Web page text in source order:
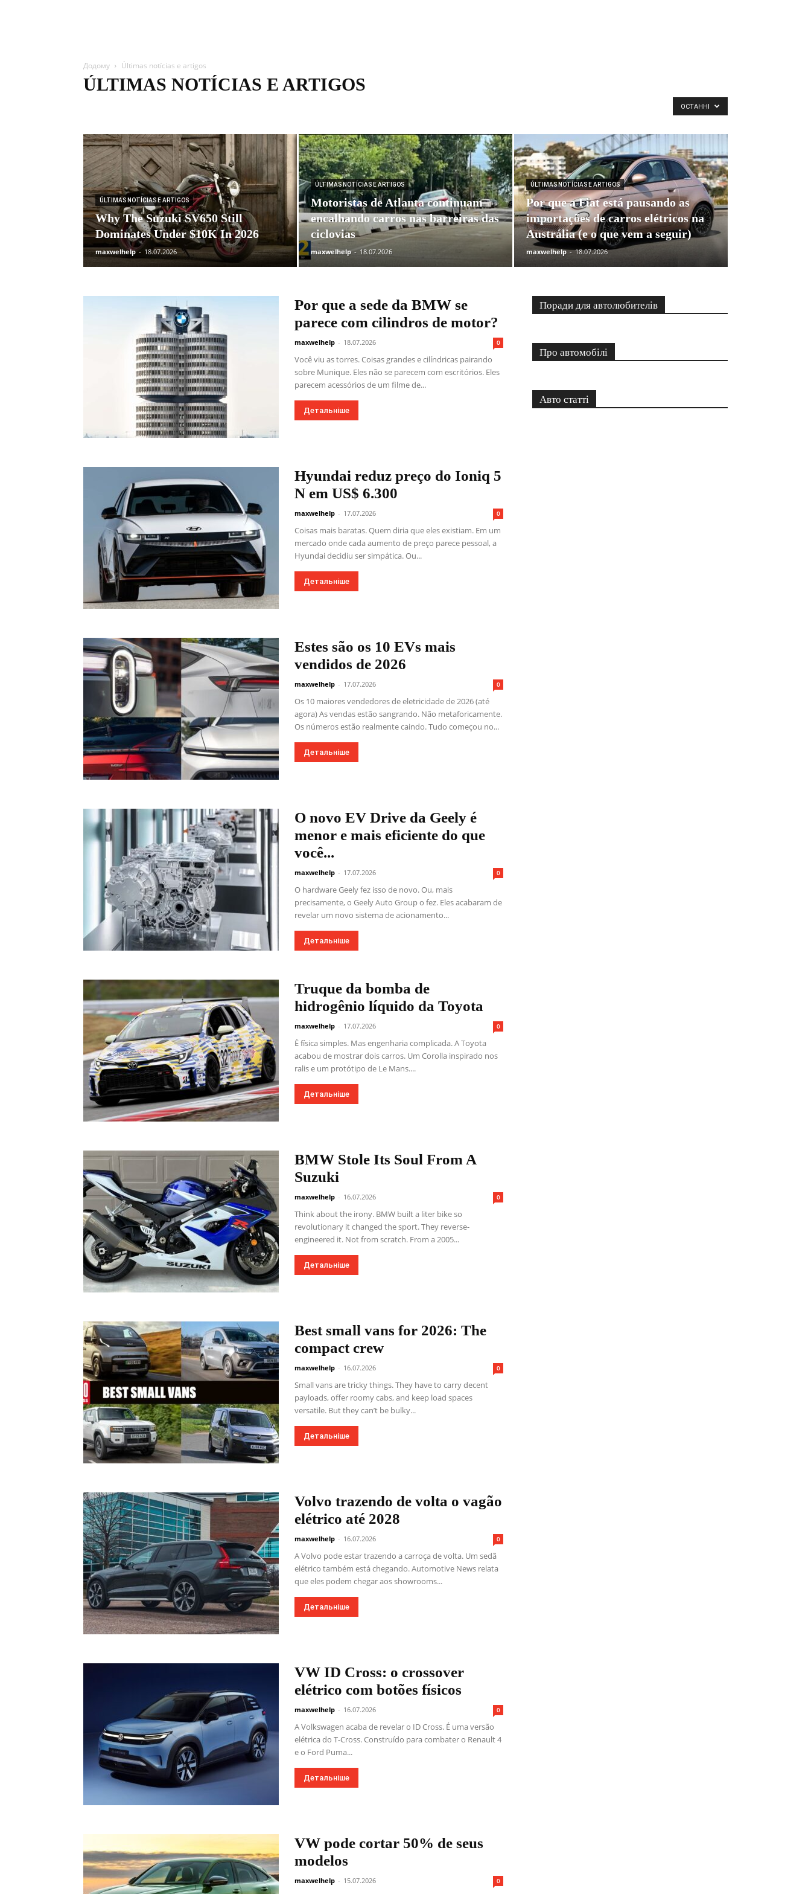
Додому Últimas notícias e artigos
ÚLTIMAS NOTÍCIAS E ARTIGOS
ОСТАННІ
ÚLTIMAS NOTÍCIAS E ARTIGOS
Why The Suzuki SV650 Still
Dominates Under $10K In 2026
maxwelhelp - 18.07.2026
ÚLTIMAS NOTÍCIAS E ARTIGOS
Motoristas de Atlanta continuam
encalhando carros nas barreiras das
ciclovias
maxwelhelp - 18.07.2026
ÚLTIMAS NOTÍCIAS E ARTIGOS
Por que a Fiat está pausando as
importações de carros elétricos na
Austrália (e o que vem a seguir)
maxwelhelp - 18.07.2026
Por que a sede da BMW se
parece com cilindros de motor?
maxwelhelp - 18.07.2026 0
Você viu as torres. Coisas grandes e cilíndricas pairando
sobre Munique. Eles não se parecem com escritórios. Eles
parecem acessórios de um filme de...
Детальніше
Hyundai reduz preço do Ioniq 5
N em US$ 6.300
maxwelhelp - 17.07.2026 0
Coisas mais baratas. Quem diria que eles existiam. Em um
mercado onde cada aumento de preço parece pessoal, a
Hyundai decidiu ser simpática. Ou...
Детальніше
Estes são os 10 EVs mais
vendidos de 2026
maxwelhelp - 17.07.2026 0
Os 10 maiores vendedores de eletricidade de 2026 (até
agora) As vendas estão sangrando. Não metaforicamente.
Os números estão realmente caindo. Tudo começou no...
Детальніше
O novo EV Drive da Geely é
menor e mais eficiente do que
você...
maxwelhelp - 17.07.2026 0
O hardware Geely fez isso de novo. Ou, mais
precisamente, o Geely Auto Group o fez. Eles acabaram de
revelar um novo sistema de acionamento...
Детальніше
Truque da bomba de
hidrogênio líquido da Toyota
maxwelhelp - 17.07.2026 0
É física simples. Mas engenharia complicada. A Toyota
acabou de mostrar dois carros. Um Corolla inspirado nos
ralis e um protótipo de Le Mans....
Детальніше
BMW Stole Its Soul From A
Suzuki
maxwelhelp - 16.07.2026 0
Think about the irony. BMW built a liter bike so
revolutionary it changed the sport. They reverse-
engineered it. Not from scratch. From a 2005...
Детальніше
Best small vans for 2026: The
compact crew
maxwelhelp - 16.07.2026 0
Small vans are tricky things. They have to carry decent
payloads, offer roomy cabs, and keep load spaces
versatile. But they can’t be bulky...
Детальніше
Volvo trazendo de volta o vagão
elétrico até 2028
maxwelhelp - 16.07.2026 0
A Volvo pode estar trazendo a carroça de volta. Um sedã
elétrico também está chegando. Automotive News relata
que eles podem chegar aos showrooms...
Детальніше
VW ID Cross: o crossover
elétrico com botões físicos
maxwelhelp - 16.07.2026 0
A Volkswagen acaba de revelar o ID Cross. É uma versão
elétrica do T-Cross. Construído para combater o Renault 4
e o Ford Puma...
Детальніше
VW pode cortar 50% de seus
modelos
maxwelhelp - 15.07.2026 0
Поради для автолюбителів
Про автомобілі
Авто статті